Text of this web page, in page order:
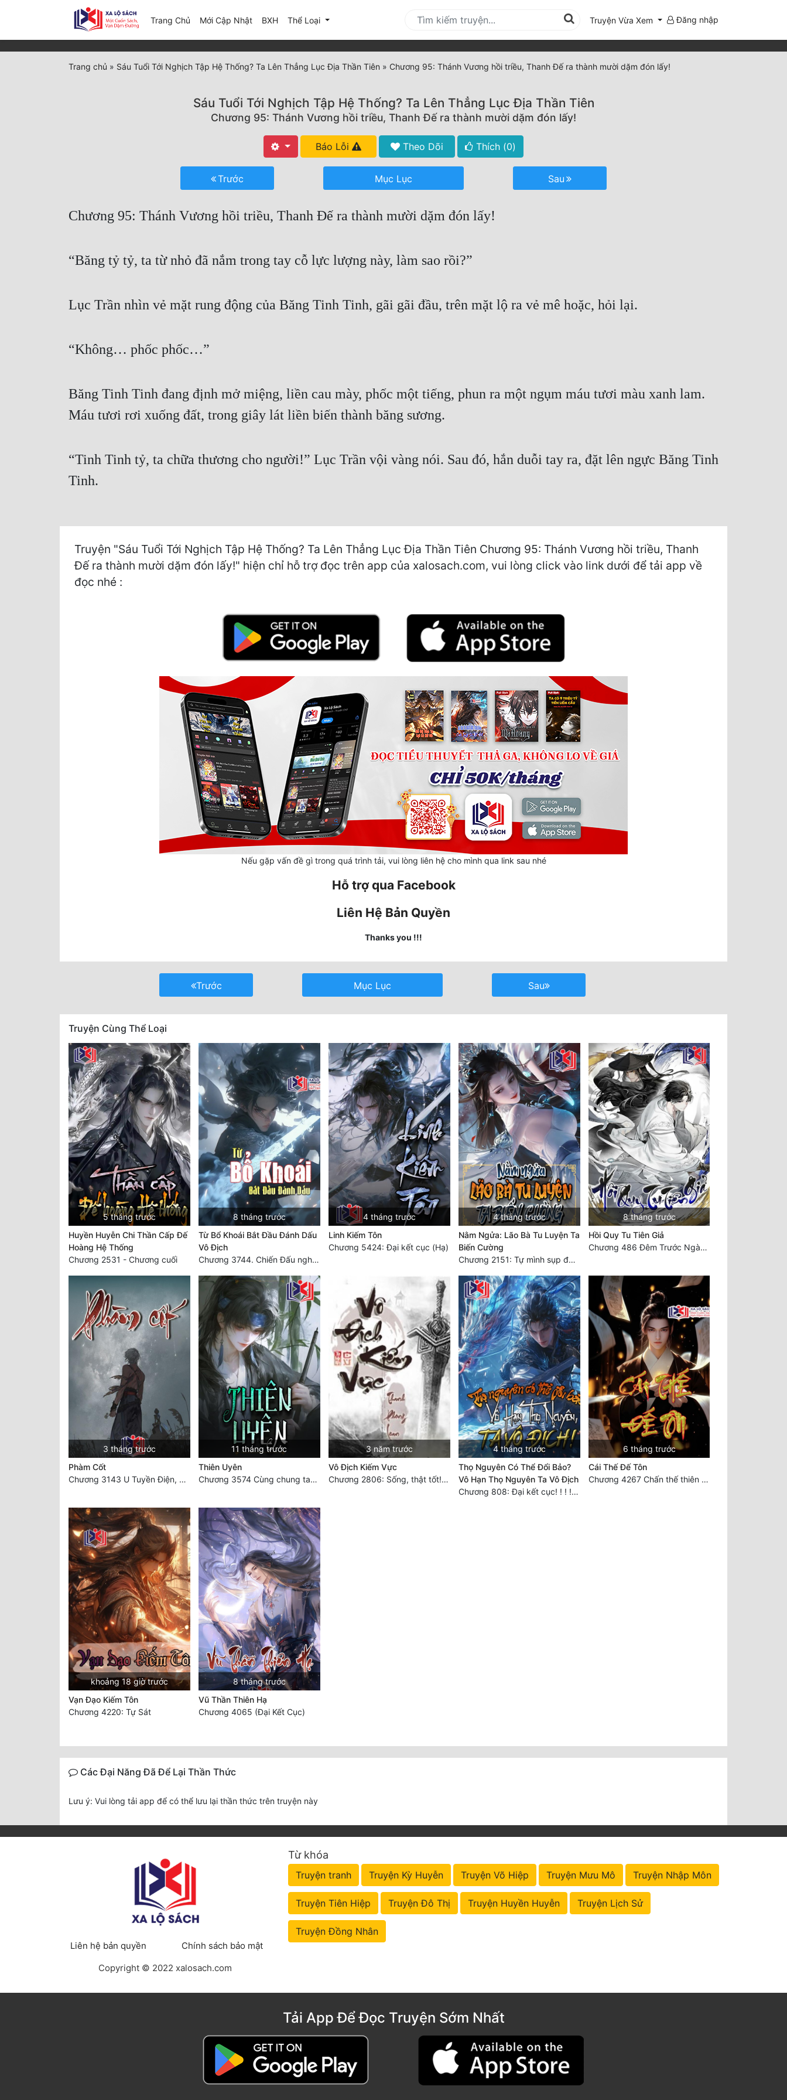
Trang Chủ Mới Cập Nhật(current)
BXH Thể Loại Truyện Vừa Xem Đăng nhập
Trang chủ » Sáu Tuổi Tới Nghịch Tập Hệ Thống? Ta Lên Thẳng Lục Địa Thần Tiên » Chương 95: Thánh Vương hồi triều, Thanh Đế ra thành mười dặm đón lấy!
Sáu Tuổi Tới Nghịch Tập Hệ Thống? Ta Lên Thẳng Lục Địa Thần Tiên
Chương 95: Thánh Vương hồi triều, Thanh Đế ra thành mười dặm đón lấy!
Báo Lỗi Theo Dõi Thích (0)
Trước Mục Lục Sau
Chương 95: Thánh Vương hồi triều, Thanh Đế ra thành mười dặm đón lấy!
“Băng tỷ tỷ, ta từ nhỏ đã nắm trong tay cỗ lực lượng này, làm sao rồi?”
Lục Trần nhìn vẻ mặt rung động của Băng Tinh Tinh, gãi gãi đầu, trên mặt lộ ra vẻ mê hoặc, hỏi lại.
“Không… phốc phốc…”
Băng Tinh Tinh đang định mở miệng, liền cau mày, phốc một tiếng, phun ra một ngụm máu tươi màu xanh lam.
Máu tươi rơi xuống đất, trong giây lát liền biến thành băng sương.
“Tinh Tinh tỷ, ta chữa thương cho người!” Lục Trần vội vàng nói. Sau đó, hắn duỗi tay ra, đặt lên ngực Băng Tinh
Tinh.
Truyện "Sáu Tuổi Tới Nghịch Tập Hệ Thống? Ta Lên Thẳng Lục Địa Thần Tiên Chương 95: Thánh Vương hồi triều, Thanh
Đế ra thành mười dặm đón lấy!" hiện chỉ hỗ trợ đọc trên app của xalosach.com, vui lòng click vào link dưới để tải app về
đọc nhé :
Nếu gặp vấn đề gì trong quá trình tải, vui lòng liên hệ cho mình qua link sau nhé
Hỗ trợ qua Facebook
Liên Hệ Bản Quyền
Thanks you !!!
Trước Mục Lục Sau
Truyện Cùng Thể Loại
5 tháng trước
Huyền Huyễn Chi Thần Cấp Đế
Hoàng Hệ Thống
Chương 2531 - Chương cuối
8 tháng trước
Từ Bổ Khoái Bắt Đầu Đánh Dấu
Vô Địch
Chương 3744. Chiến Đấu nghiền ép, Cực Thiên Chỉ Chủ (Đại Kết Cục)
4 tháng trước
Linh Kiếm Tôn
Chương 5424: Đại kết cục (Hạ)
4 tháng trước
Nằm Ngửa: Lão Bà Tu Luyện Ta
Biến Cường
Chương 2151: Tự mình sụp đổ, nhận biết hủy diệt
8 tháng trước
Hồi Quy Tu Tiên Giả
Chương 486 Đêm Trước Ngày Tận Thế (3)
3 tháng trước
Phàm Cốt
Chương 3143 U Tuyền Điện, U Minh dị tượng bách quỷ dạ hành
11 tháng trước
Thiên Uyên
Chương 3574 Cùng chung tay, thành công (2/2)
3 năm trước
Vô Địch Kiếm Vực
Chương 2806: Sống, thật tốt! (Đại kết cục)
4 tháng trước
Thọ Nguyên Có Thể Đổi Bảo?
Vô Hạn Thọ Nguyên Ta Vô Địch
Chương 808: Đại kết cục! ! ! ! ! !
6 tháng trước
Cái Thế Đế Tôn
Chương 4267 Chấn thế thiên quan (đại kết cục)
khoảng 18 giờ trước
Vạn Đạo Kiếm Tôn
Chương 4220: Tự Sát
8 tháng trước
Vũ Thần Thiên Hạ
Chương 4065 (Đại Kết Cục)
Các Đại Năng Đã Để Lại Thần Thức
Lưu ý: Vui lòng tải app để có thể lưu lại thần thức trên truyện này
Liên hệ bản quyền
Chính sách bảo mật
Copyright © 2022 xalosach.com
Từ khóa
Truyện tranh Truyện Kỳ Huyễn Truyện Võ Hiệp Truyện Mưu Mô Truyện Nhập Môn
Truyện Tiên Hiệp Truyện Đô Thị Truyện Huyền Huyễn Truyện Lịch Sử
Truyện Đồng Nhân
Tải App Để Đọc Truyện Sớm Nhất